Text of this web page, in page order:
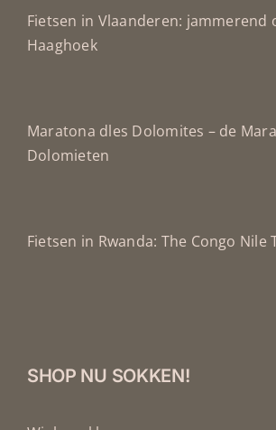
Fietsen in Vlaanderen: jammerend
Haaghoek
Maratona dles Dolomites – de
Dolomieten
Fietsen in Rwanda: The Congo Nile
SHOP NU SOKKEN!